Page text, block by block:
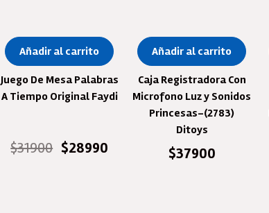
Añadir al carrito
Juego De Mesa Palabras
A Tiempo Original Faydi
$31900
El
precio
$28990
Añadir al carrito
Caja Registradora Con
Microfono Luz y Sonidos
Princesas-(2783)
Ditoys
$37900